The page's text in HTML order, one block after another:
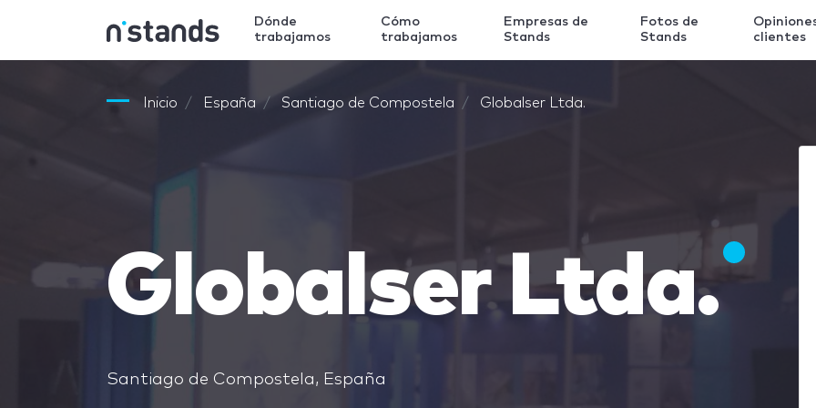
Dónde
trabajamos
Cómo
trabajamos
Empresas de
Stands
Fotos de
Stands
clientes
Inicio España Santiago de Compostela Globalser Ltda.
Globalser Ltda.
Santiago de Compostela, España